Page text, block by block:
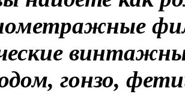
гонзо,